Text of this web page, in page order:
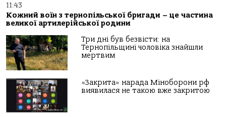
11:43
Кожний воїн з тернопільської бригади – це частина
великої артилерійської родини
Три дні був безвісти: на
Тернопільщині чоловіка знайшли
мертвим
«Закрита» нарада Міноборони рф
виявилася не такою вже закритою